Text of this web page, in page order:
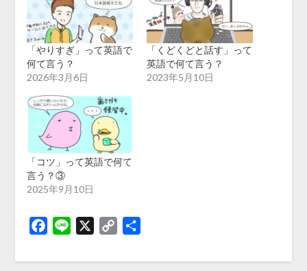
「やりすぎ」って英語で
何て言う？
2026年3月6日
「くどくどと話す」って
英語で何て言う？
2023年5月10日
「コツ」って英語で何て
言う？③
2025年9月10日
Facebook
Line
Copy